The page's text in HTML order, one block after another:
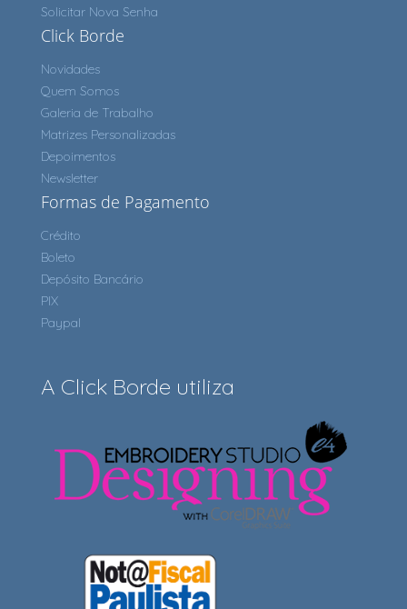
Solicitar Nova Senha
Click Borde
Novidades
Quem Somos
Galeria de Trabalho
Matrizes Personalizadas
Depoimentos
Newsletter
Formas de Pagamento
Crédito
Boleto
Depósito Bancário
PIX
Paypal
A Click Borde utiliza